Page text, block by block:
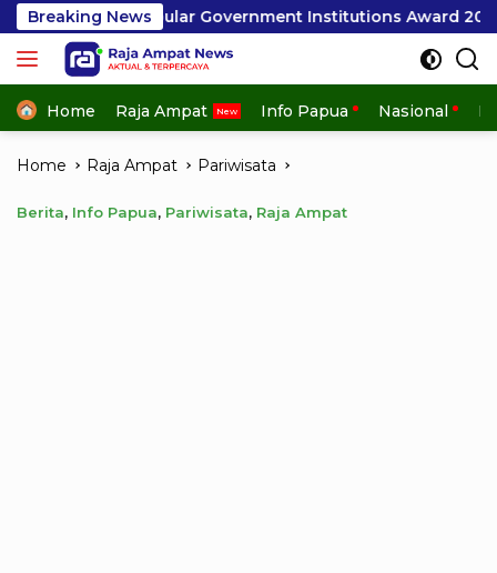
Skip
to
content
Breaking News
Government Institutions Award 2026 Layanan
Home Raja Ampat Info Papua Nasional
Home Raja Ampat Pariwisata
Berita, Info Papua, Pariwisata, Raja Ampat